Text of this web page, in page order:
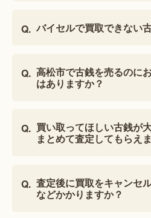
バイセルで買取できない
高松市で古銭を売るのに
はありますか？
買い取ってほしい古銭が
まとめて査定してもらえ
査定後に買取をキャンセ
などかかりますか？